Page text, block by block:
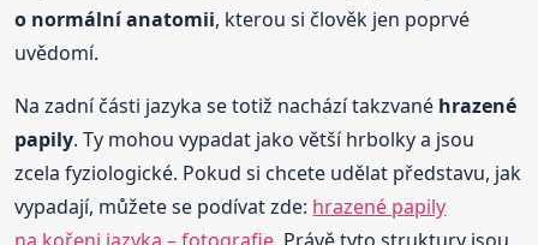
o normální anatomii, kterou si člověk jen poprvé
uvědomí.
Na zadní části jazyka se totiž nachází takzvané hrazené
papily. Ty mohou vypadat jako větší hrbolky a jsou
zcela fyziologické. Pokud si chcete udělat představu, jak
vypadají, můžete se podívat zde: hrazené papily